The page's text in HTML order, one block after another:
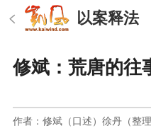
以案释法
修斌：荒唐的往
作者：修斌（口述）徐丹（整理